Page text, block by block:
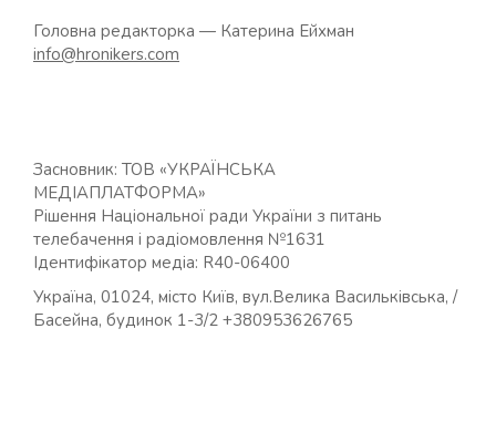
Головна редакторка — Катерина Ейхман
info@hronikers.com
Засновник: ТОВ «УКРАЇНСЬКА
МЕДІАПЛАТФОРМА»
Рішення Національної ради України з питань
телебачення і радіомовлення №1631
Ідентифікатор медіа: R40-06400
Україна, 01024, місто Київ, вул.Велика Васильківська, /
Басейна, будинок 1-3/2 +380953626765